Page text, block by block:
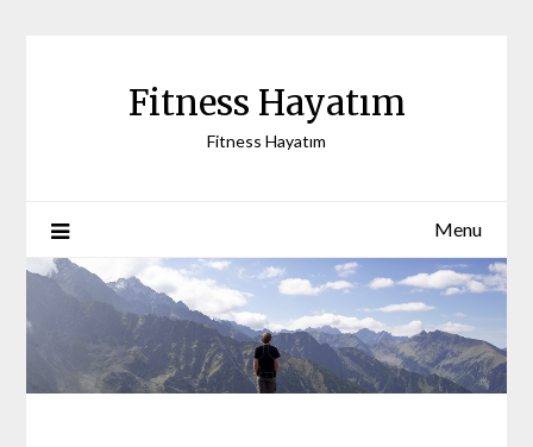
Fitness Hayatım
Fitness Hayatım
Menu